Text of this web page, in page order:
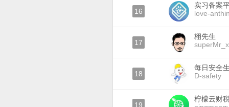
16
实习备案
love-
17
栩先生
18
每日安全
D-safety
19
柠檬云财